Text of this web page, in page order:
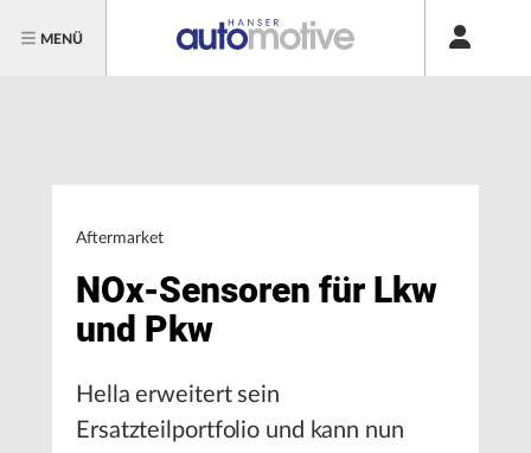
MENÜ
Aftermarket
NOx-Sensoren für Lkw
und Pkw
Hella erweitert sein
Ersatzteilportfolio und kann nun